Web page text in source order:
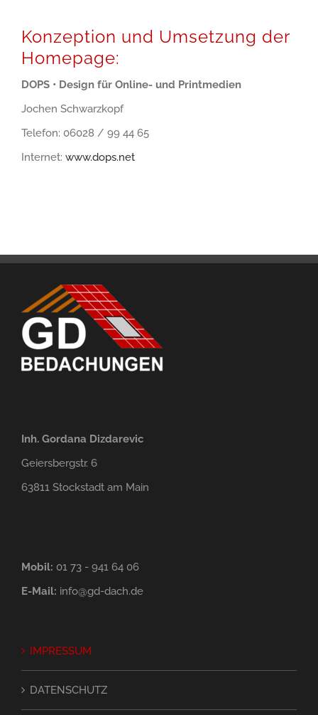
Konzeption und Umsetzung der
Homepage:
DOPS • Design für Online- und Printmedien
Jochen Schwarzkopf
Telefon: 06028 / 99 44 65
Internet: www.dops.net
Inh. Gordana Dizdarevic
Geiersbergstr. 6
63811 Stockstadt am Main
Mobil: 01 73 - 941 64 06
E-Mail: info@gd-dach.de
IMPRESSUM
DATENSCHUTZ